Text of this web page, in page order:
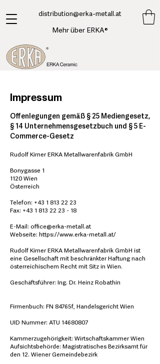
​distribution@erka-metall.at
Mehr über ERKA®
Impressum
Offenlegungen gemäß § 25 Mediengesetz,
§ 14 Unternehmensgesetzbuch und § 5 E-
Commerce-Gesetz
Rudolf Kirner ERKA Metallwarenfabrik GmbH
Bonygasse 1
1120 Wien
Österreich
Telefon: +43 1 813 22 23
Fax: +43 1 813 22 23 - 18
E-Mail: office@erka-metall.at
Webseite: https://www.erka-metall.at/
Rudolf Kirner ERKA Metallwarenfabrik GmbH ist
eine Gesellschaft mit beschränkter Haftung nach
österreichischem Recht mit Sitz in Wien.
Geschäftsführer: Ing. Dr. Heinz Robathin
Firmenbuch: FN 84765f, Handelsgericht Wien
UID Nummer: ATU 14680807
Kammerzugehörigkeit: Wirtschaftskammer Wien
Aufsichtsbehörde: Magistratisches Bezirksamt für
den 12. Wiener Gemeindebezirk